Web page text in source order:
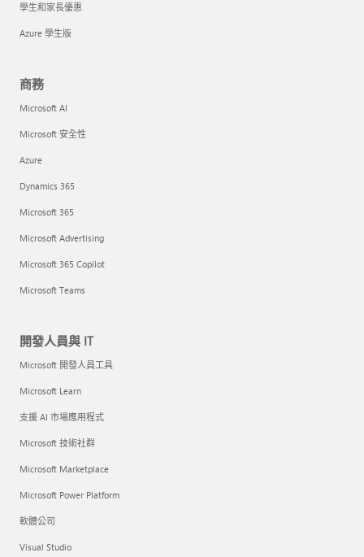
學生和家長優惠
Azure 學生版
商務
Microsoft AI
Microsoft 安全性
Azure
Dynamics 365
Microsoft 365
Microsoft Advertising
Microsoft 365 Copilot
Microsoft Teams
開發人員與 IT
Microsoft 開發人員工具
Microsoft Learn
支援 AI 市場應用程式
Microsoft 技術社群
Microsoft Marketplace
Microsoft Power Platform
軟體公司
Visual Studio